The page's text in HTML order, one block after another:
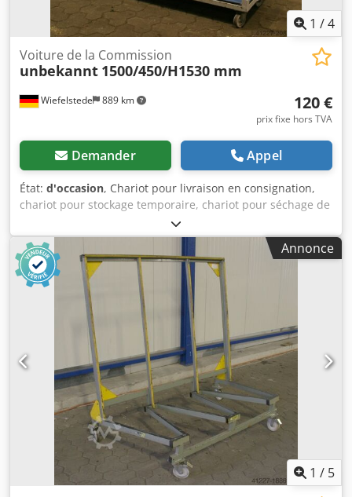
1 /4
Wiefelstede 889 km
Voiture de la Commission
unbekannt 1500/450/H1530 mm
120 €
prix fixe hors TVA
Demander Appel
État: d'occasion, Chariot pour livraison en consignation,
chariot pour stockage temporaire, chariot pour séchage de
peinture, chariot pour transport d’articles spécifiques,
chariot de transport, chariot pour profilés de fenêtres -
Longueur totale : 1 500 mm -Largeur totale : 450 mm -
Hauteur totale : 1 530 mm -Longueur du bras : 250 mm
Djdpfx Asb Uvtrjahock -Distance entre les éléments :
26 mm -Quantité : 4 chariots disponibles -Prix : par pièce -
Poids : 50 kg/pièce
Annonce
1 / 5